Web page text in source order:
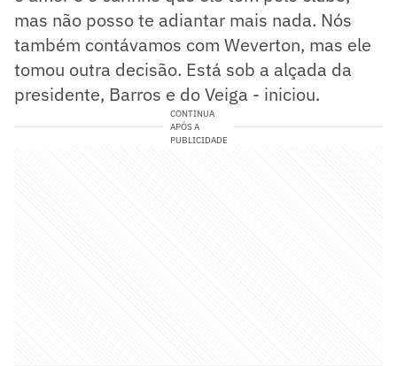
mas não posso te adiantar mais nada. Nós
também contávamos com Weverton, mas ele
tomou outra decisão. Está sob a alçada da
presidente, Barros e do Veiga - iniciou.
CONTINUA
APÓS A
PUBLICIDADE